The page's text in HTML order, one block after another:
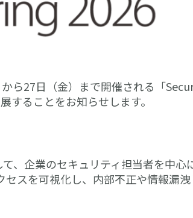
27日（金）まで開催される「
ることをお知らせします。
、企業のセキュリティ担当者を中心
スを可視化し、内部不正や情報漏